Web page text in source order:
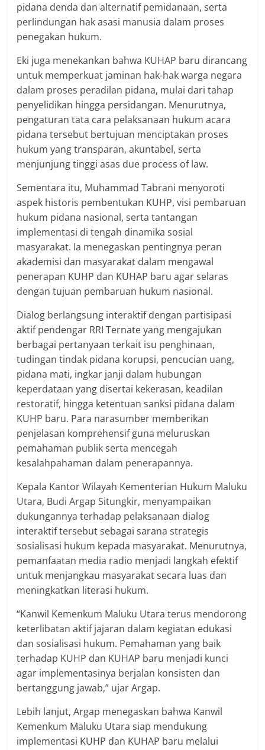
pidana denda dan alternatif pemidanaan, serta
perlindungan hak asasi manusia dalam proses
penegakan hukum.
Eki juga menekankan bahwa KUHAP baru dirancang
untuk memperkuat jaminan hak-hak warga negara
dalam proses peradilan pidana, mulai dari tahap
penyelidikan hingga persidangan. Menurutnya,
pengaturan tata cara pelaksanaan hukum acara
pidana tersebut bertujuan menciptakan proses
hukum yang transparan, akuntabel, serta
menjunjung tinggi asas due process of law.
Sementara itu, Muhammad Tabrani menyoroti
aspek historis pembentukan KUHP, visi pembaruan
hukum pidana nasional, serta tantangan
implementasi di tengah dinamika sosial
masyarakat. Ia menegaskan pentingnya peran
akademisi dan masyarakat dalam mengawal
penerapan KUHP dan KUHAP baru agar selaras
dengan tujuan pembaruan hukum nasional.
Dialog berlangsung interaktif dengan partisipasi
aktif pendengar RRI Ternate yang mengajukan
berbagai pertanyaan terkait isu penghinaan,
tudingan tindak pidana korupsi, pencucian uang,
pidana mati, ingkar janji dalam hubungan
keperdataan yang disertai kekerasan, keadilan
restoratif, hingga ketentuan sanksi pidana dalam
KUHP baru. Para narasumber memberikan
penjelasan komprehensif guna meluruskan
pemahaman publik serta mencegah
kesalahpahaman dalam penerapannya.
Kepala Kantor Wilayah Kementerian Hukum Maluku
Utara, Budi Argap Situngkir, menyampaikan
dukungannya terhadap pelaksanaan dialog
interaktif tersebut sebagai sarana strategis
sosialisasi hukum kepada masyarakat. Menurutnya,
pemanfaatan media radio menjadi langkah efektif
untuk menjangkau masyarakat secara luas dan
meningkatkan literasi hukum.
“Kanwil Kemenkum Maluku Utara terus mendorong
keterlibatan aktif jajaran dalam kegiatan edukasi
dan sosialisasi hukum. Pemahaman yang baik
terhadap KUHP dan KUHAP baru menjadi kunci
agar implementasinya berjalan konsisten dan
bertanggung jawab,” ujar Argap.
Lebih lanjut, Argap menegaskan bahwa Kanwil
Kemenkum Maluku Utara siap mendukung
implementasi KUHP dan KUHAP baru melalui